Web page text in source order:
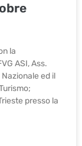
la
ASI, Ass.
ed il
presso la